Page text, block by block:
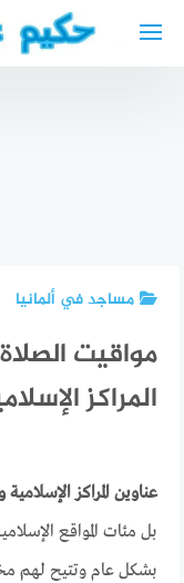
مساجد في ألمانيا
مواقيت
المراكز
عناوين المراكز الإسلامية
بل مئات المواقع
بشكل عام وتتيح لهم